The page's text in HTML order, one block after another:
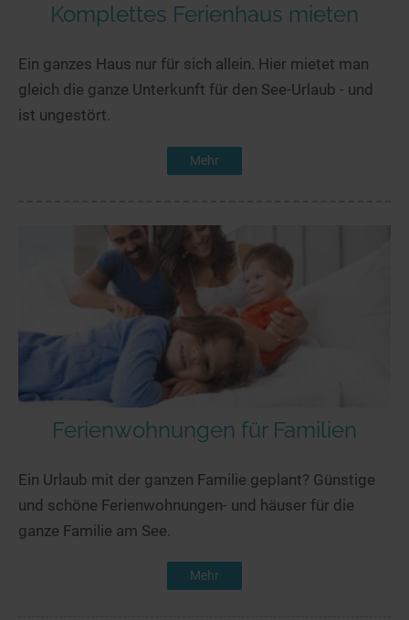
Komplettes Ferienhaus mieten
Ein ganzes Haus nur für sich allein. Hier mietet man
gleich die ganze Unterkunft für den See-Urlaub - und
ist ungestört.
Mehr
Ferienwohnungen für Familien
Ein Urlaub mit der ganzen Familie geplant? Günstige
und schöne Ferienwohnungen- und häuser für die
ganze Familie am See.
Mehr